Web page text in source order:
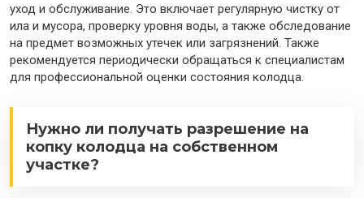
уход и обслуживание. Это включает регулярную чистку от
ила и мусора, проверку уровня воды, а также обследование
на предмет возможных утечек или загрязнений. Также
рекомендуется периодически обращаться к специалистам
для профессиональной оценки состояния колодца.
Нужно ли получать разрешение на
копку колодца на собственном
участке?